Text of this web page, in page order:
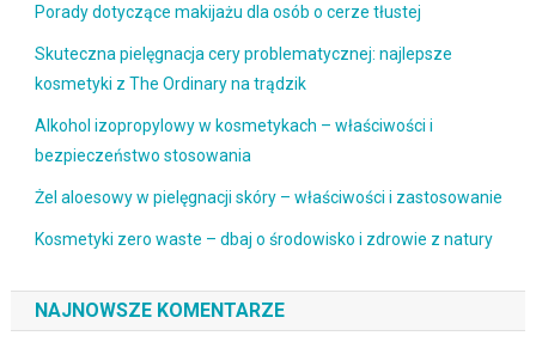
Porady dotyczące makijażu dla osób o cerze tłustej
Skuteczna pielęgnacja cery problematycznej: najlepsze
kosmetyki z The Ordinary na trądzik
Alkohol izopropylowy w kosmetykach – właściwości i
bezpieczeństwo stosowania
Żel aloesowy w pielęgnacji skóry – właściwości i zastosowanie
Kosmetyki zero waste – dbaj o środowisko i zdrowie z natury
NAJNOWSZE KOMENTARZE